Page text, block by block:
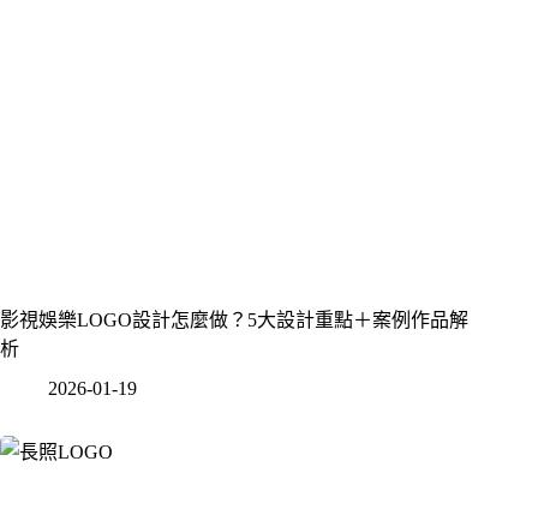
影視娛樂LOGO設計怎麼做？5大設計重點＋案例作品解
析
2026-01-19